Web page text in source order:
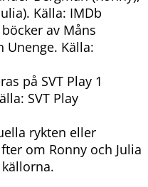
Källa: IMDb
av Måns
Unenge. Källa:
på SVT Play 1
SVT Play
rykten eller
om Ronny och Julia